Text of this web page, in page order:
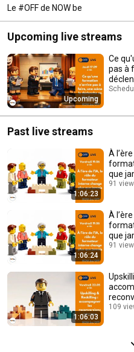
Le #OFF de NOW be
Upcoming live streams
Upcoming
Ce
pas à
Past live streams
1:06:23
À
que
91
1:06:24
À
que
91
1:06:03
109